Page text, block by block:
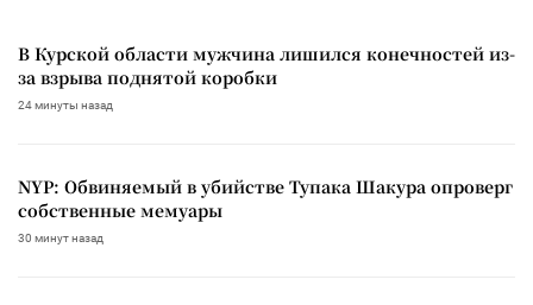
В Курской области мужчина лишился конечностей из-
за взрыва поднятой коробки
24 минуты назад
NYP: Обвиняемый в убийстве Тупака Шакура опроверг
собственные мемуары
30 минут назад